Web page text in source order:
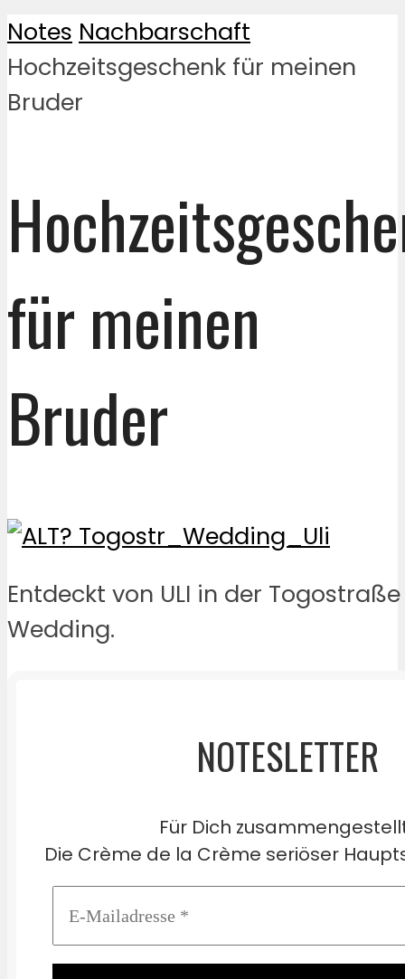
Notes Nachbarschaft
Hochzeitsgeschenk für meinen
Bruder
für meinen
Bruder
Entdeckt von ULI in der
Wedding.
NOTESLETTER
Für Dich
Die Crème de la Crème seriöser